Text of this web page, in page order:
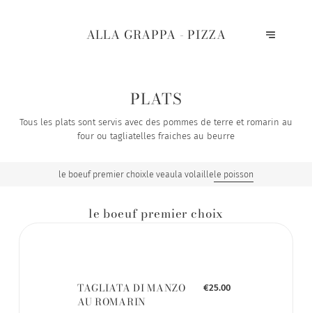
ALLA GRAPPA - PIZZA
PLATS
Tous les plats sont servis avec des pommes de terre et romarin au
four ou tagliatelles fraiches au beurre
le boeuf premier choix le veau la volaille le poisson
le boeuf premier choix
TAGLIATA DI MANZO
AU ROMARIN
€25.00